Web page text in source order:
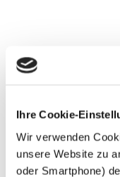
Ihre Cookie-
Wir verwenden
unsere Website zu
oder Smartphone)